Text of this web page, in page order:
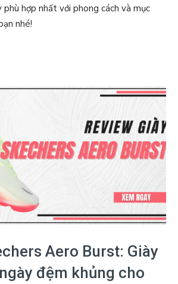
phù hợp nhất với phong cách và mục
nhé!
Aero Burst: Giày
đệm khủng cho